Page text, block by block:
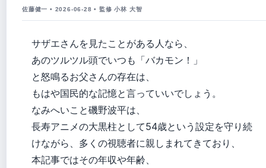
佐藤健一 • 2026-06-28 • 監修 小林 大智
サザエさんを見たことがある人なら、
あのツルツル頭でいつも「バカモン！」
と怒鳴るお父さんの存在は、
もはや国民的な記憶と言っていいでしょう。
なみへいこと磯野波平は、
長寿アニメの大黒柱として54歳という設定を守り続
けながら、多くの視聴者に親しまれてきており、
本記事ではその年収や年齢、